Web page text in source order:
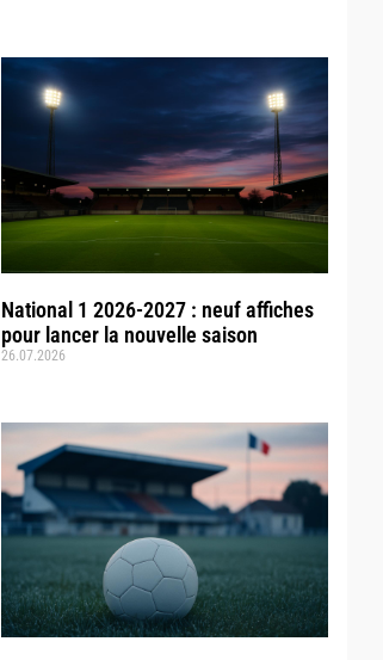
National 1 2026-2027 : neuf affiches
pour lancer la nouvelle saison
26.07.2026